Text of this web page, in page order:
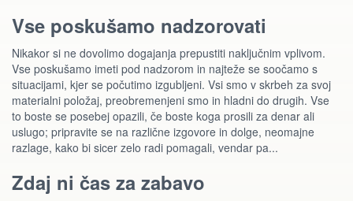
Vse poskušamo nadzorovati
Nikakor si ne dovolimo dogajanja prepustiti naključnim vplivom.
Vse poskušamo imeti pod nadzorom in najteže se soočamo s
situacijami, kjer se počutimo izgubljeni. Vsi smo v skrbeh za svoj
materialni položaj, preobremenjeni smo in hladni do drugih. Vse
to boste se posebej opazili, če boste koga prosili za denar ali
uslugo; pripravite se na različne izgovore in dolge, neomajne
razlage, kako bi sicer zelo radi pomagali, vendar pa...
Zdaj ni čas za zabavo